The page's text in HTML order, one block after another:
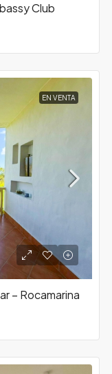
Club
EN VENTA
– Rocamarina